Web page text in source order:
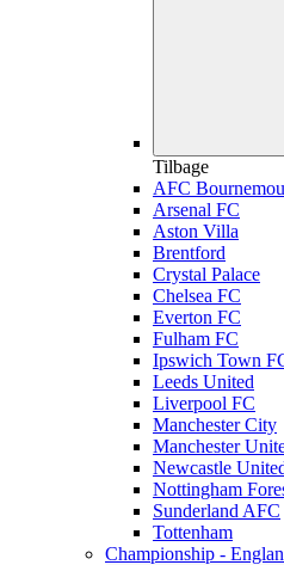
Tilbage
AFC
Arsenal FC
Aston Villa
Brentford
Crystal Palace
Chelsea FC
Everton FC
Fulham FC
Ipswich Town
Leeds United
Liverpool FC
Manchester City
Manchester
Newcastle
Nottingham
Sunderland AFC
Tottenham
Championship -